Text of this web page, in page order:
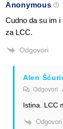
Anonymous
Cudno da su im i
za LCC.
Odgovori
Alen
Odgovori
Istina. LCC
Odgovori